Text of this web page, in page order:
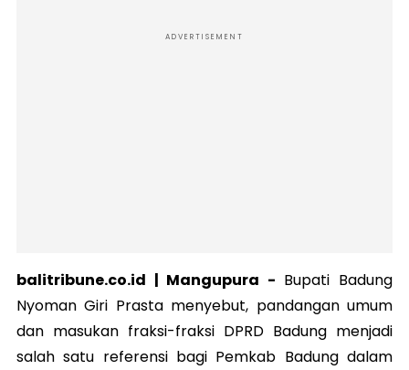
ADVERTISEMENT
balitribune.co.id | Mangupura - Bupati Badung
Nyoman Giri Prasta menyebut, pandangan umum
dan masukan fraksi-fraksi DPRD Badung menjadi
salah satu referensi bagi Pemkab Badung dalam